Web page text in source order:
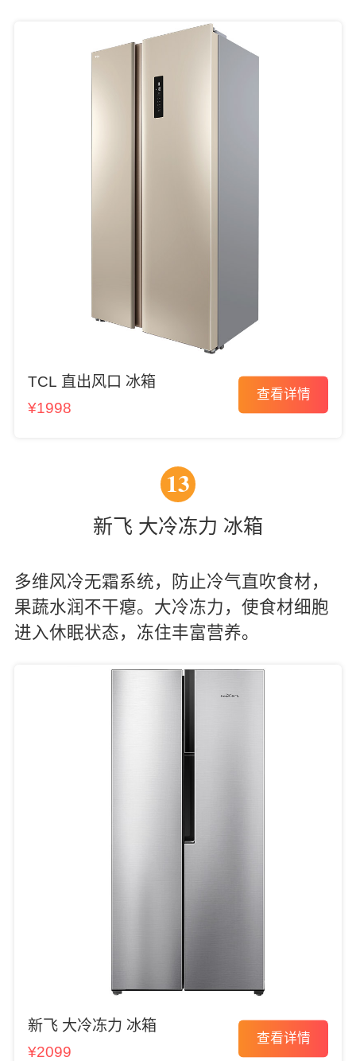
TCL 直出风口 冰箱
¥1998
查看详情
13
新飞 大冷冻力 冰箱
多维风冷无霜系统，防止冷气直吹食材，
果蔬水润不干瘪。大冷冻力，使食材细胞
进入休眠状态，冻住丰富营养。
新飞 大冷冻力 冰箱
¥2099
查看详情